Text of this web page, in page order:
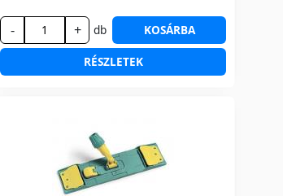
- + db KOSÁRBA
RÉSZLETEK